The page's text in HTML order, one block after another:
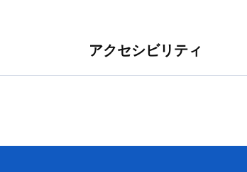
アクセシビリティ